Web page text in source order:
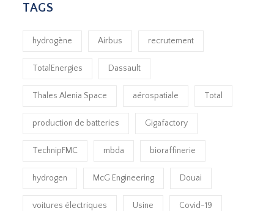
TAGS
hydrogène Airbus recrutement
TotalEnergies Dassault
Thales Alenia Space aérospatiale Total
production de batteries Gigafactory
TechnipFMC mbda bioraffinerie
hydrogen McG Engineering Douai
voitures électriques Usine Covid-19